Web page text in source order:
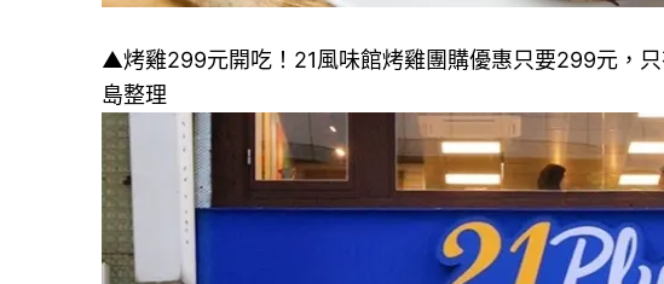
▲烤雞299元開吃！21風味館烤雞團購優惠只要299元，
島整理